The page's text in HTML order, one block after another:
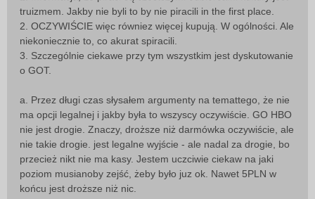
truizmem. Jakby nie byli to by nie piracili in the first place.
2. OCZYWIŚCIE więc równiez więcej kupują. W ogólności. Ale
niekoniecznie to, co akurat spiracili.
3. Szczególnie ciekawe przy tym wszystkim jest dyskutowanie
o GOT.
a. Przez długi czas słysałem argumenty na temattego, że nie
ma opcji legalnej i jakby była to wszyscy oczywiście. GO HBO
nie jest drogie. Znaczy, droższe niż darmówka oczywiście, ale
nie takie drogie. jest legalne wyjście - ale nadal za drogie, bo
przecież nikt nie ma kasy. Jestem uczciwie ciekaw na jaki
poziom musianoby zejść, żeby było juz ok. Nawet 5PLN w
końcu jest droższe niż nic.